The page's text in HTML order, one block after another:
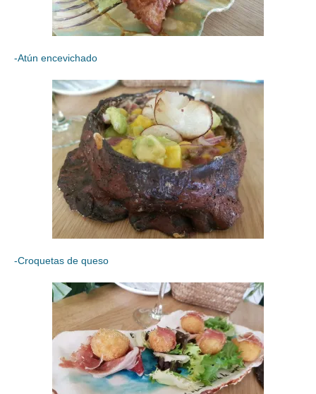
-Atún encevichado
-Croquetas de queso